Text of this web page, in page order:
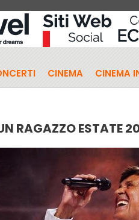
CINEMA CINEMA
RAGAZZO ESTATE